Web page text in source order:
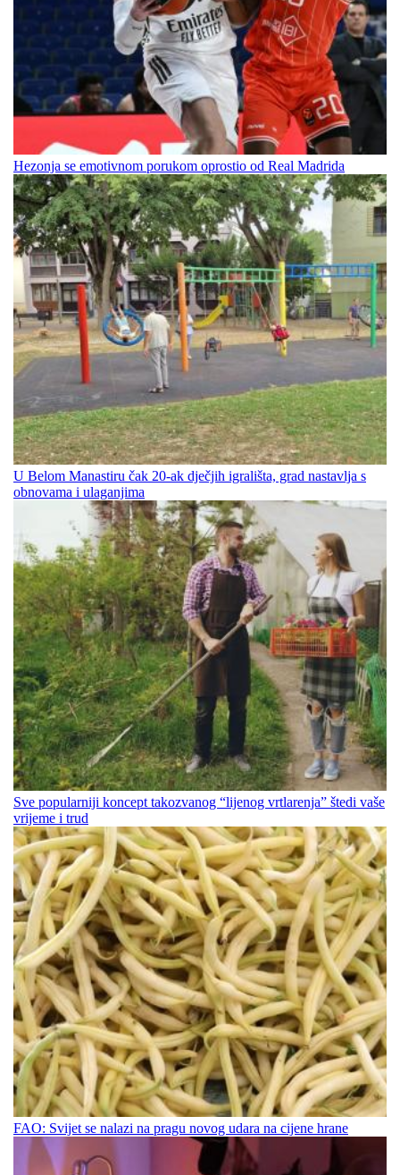
Hezonja se emotivnom porukom oprostio od Real Madrida
U Belom Manastiru čak 20-ak dječjih igrališta, grad nastavlja s
obnovama i ulaganjima
Sve popularniji koncept takozvanog “lijenog vrtlarenja” štedi vaše
vrijeme i trud
FAO: Svijet se nalazi na pragu novog udara na cijene hrane